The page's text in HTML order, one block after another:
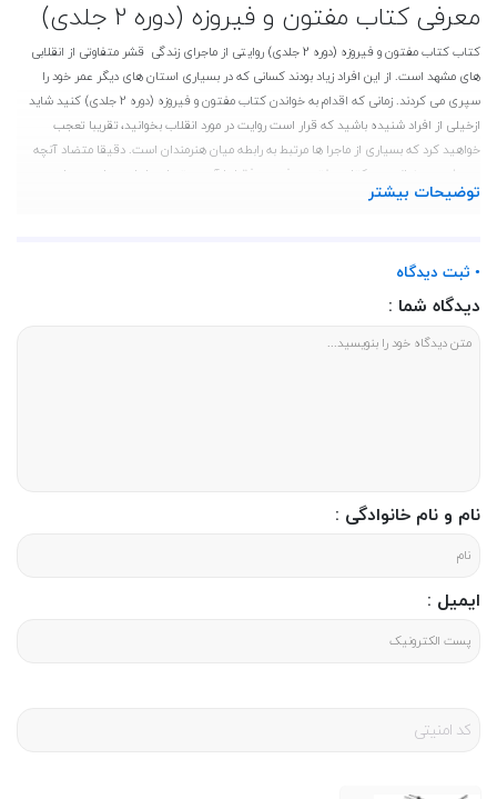
معرفی کتاب مفتون و فیروزه (دوره 2 جلدی)
کتاب کتاب مفتون و فیروزه (دوره 2 جلدی) روایتی از ماجرای زندگی قشر متفاوتی از انقلابی
های مشهد است. از این افراد زیاد بودند کسانی که در بسیاری استان های دیگر عمر خود را
سپری می کردند. زمانی که اقدام به خواندن کتاب مفتون و فیروزه (دوره 2 جلدی) کنید شاید
ازخیلی از افراد شنیده باشید که قرار است روایت در مورد انقلاب بخوانید، تقریبا تعجب
خواهید کرد که بسیاری از ماجرا ها مرتبط به رابطه میان هنرمندان است. دقیقا متضاد آنچه
همیشه می خوانید، در کتاب مفتون و فیروزه فقط با آن دسته از مبارزان مسلح و سیاست
مداران اسلامی و توده ای ها مواجه نمی شوید. چند تن از بازیگران تئاتر که مشغول به مبارزه
مشخصات کتاب مفتون و فیروزه (دوره 2 جلدی)
ناشر :نیستان هنر،نویسنده :سعید تشکری،قطع :رقعی،نوع جلد :جلد نرم،تعداد صفحات
:481،زبان :فارسی
ناشر و نویسنده
توضیحات بیشتر
• ثبت دیدگاه
دیدگاه شما :
نام و نام خانوادگی :
ایمیل :